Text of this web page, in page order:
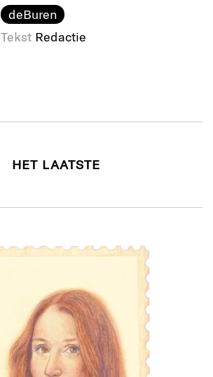
deBuren
Tekst Redactie
HET LAATSTE